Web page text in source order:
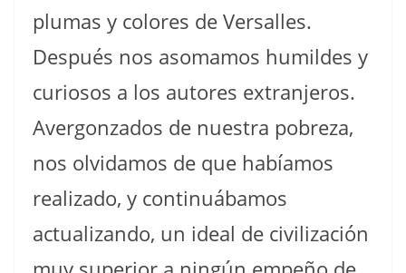
plumas y colores de Versalles.
Después nos asomamos humildes y
curiosos a los autores extranjeros.
Avergonzados de nuestra pobreza,
nos olvidamos de que habíamos
realizado, y continuábamos
actualizando, un ideal de civilización